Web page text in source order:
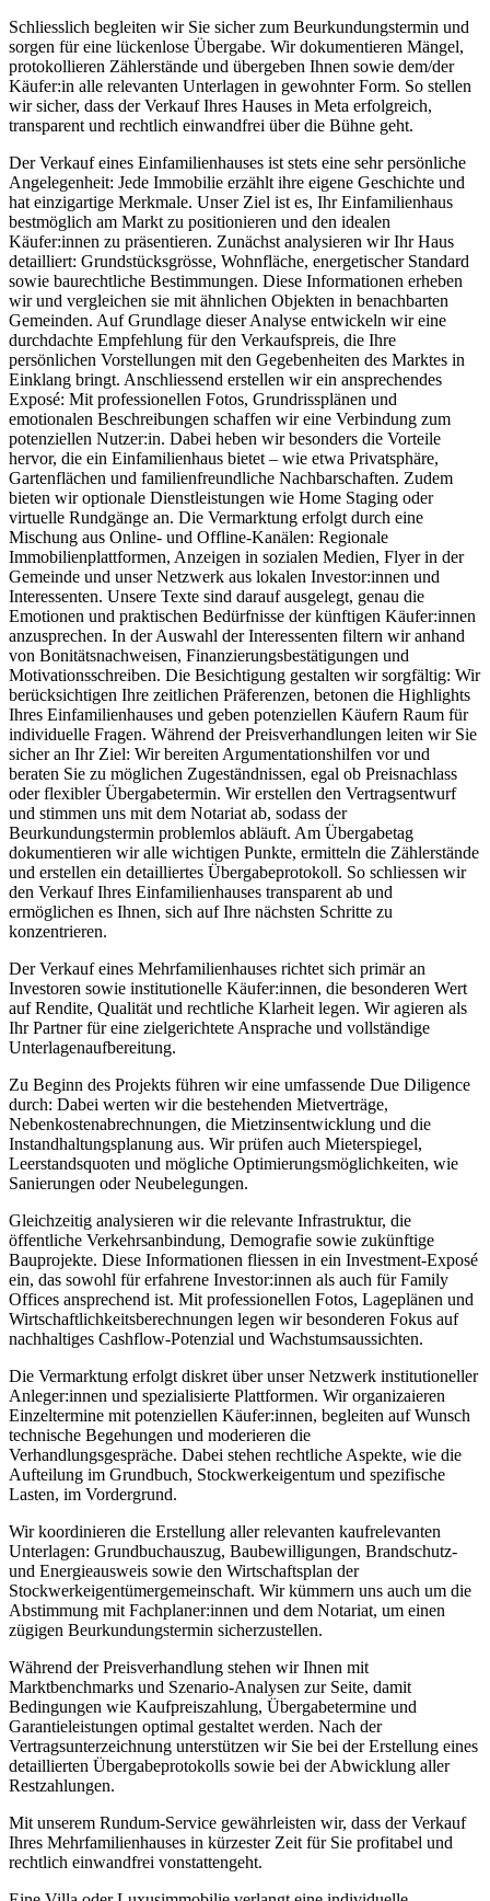
Schliesslich begleiten wir Sie sicher zum Beurkundungstermin und
sorgen für eine lückenlose Übergabe. Wir dokumentieren Mängel,
protokollieren Zählerstände und übergeben Ihnen sowie dem/der
Käufer:in alle relevanten Unterlagen in gewohnter Form. So stellen
wir sicher, dass der Verkauf Ihres Hauses in Meta erfolgreich,
transparent und rechtlich einwandfrei über die Bühne geht.
Der Verkauf eines Einfamilienhauses ist stets eine sehr persönliche
Angelegenheit: Jede Immobilie erzählt ihre eigene Geschichte und
hat einzigartige Merkmale. Unser Ziel ist es, Ihr Einfamilienhaus
bestmöglich am Markt zu positionieren und den idealen
Käufer:innen zu präsentieren. Zunächst analysieren wir Ihr Haus
detailliert: Grundstücksgrösse, Wohnfläche, energetischer Standard
sowie baurechtliche Bestimmungen. Diese Informationen erheben
wir und vergleichen sie mit ähnlichen Objekten in benachbarten
Gemeinden. Auf Grundlage dieser Analyse entwickeln wir eine
durchdachte Empfehlung für den Verkaufspreis, die Ihre
persönlichen Vorstellungen mit den Gegebenheiten des Marktes in
Einklang bringt. Anschliessend erstellen wir ein ansprechendes
Exposé: Mit professionellen Fotos, Grundrissplänen und
emotionalen Beschreibungen schaffen wir eine Verbindung zum
potenziellen Nutzer:in. Dabei heben wir besonders die Vorteile
hervor, die ein Einfamilienhaus bietet – wie etwa Privatsphäre,
Gartenflächen und familienfreundliche Nachbarschaften. Zudem
bieten wir optionale Dienstleistungen wie Home Staging oder
virtuelle Rundgänge an. Die Vermarktung erfolgt durch eine
Mischung aus Online- und Offline-Kanälen: Regionale
Immobilienplattformen, Anzeigen in sozialen Medien, Flyer in der
Gemeinde und unser Netzwerk aus lokalen Investor:innen und
Interessenten. Unsere Texte sind darauf ausgelegt, genau die
Emotionen und praktischen Bedürfnisse der künftigen Käufer:innen
anzusprechen. In der Auswahl der Interessenten filtern wir anhand
von Bonitätsnachweisen, Finanzierungsbestätigungen und
Motivationsschreiben. Die Besichtigung gestalten wir sorgfältig: Wir
berücksichtigen Ihre zeitlichen Präferenzen, betonen die Highlights
Ihres Einfamilienhauses und geben potenziellen Käufern Raum für
individuelle Fragen. Während der Preisverhandlungen leiten wir Sie
sicher an Ihr Ziel: Wir bereiten Argumentationshilfen vor und
beraten Sie zu möglichen Zugeständnissen, egal ob Preisnachlass
oder flexibler Übergabetermin. Wir erstellen den Vertragsentwurf
und stimmen uns mit dem Notariat ab, sodass der
Beurkundungstermin problemlos abläuft. Am Übergabetag
dokumentieren wir alle wichtigen Punkte, ermitteln die Zählerstände
und erstellen ein detailliertes Übergabeprotokoll. So schliessen wir
den Verkauf Ihres Einfamilienhauses transparent ab und
ermöglichen es Ihnen, sich auf Ihre nächsten Schritte zu
konzentrieren.
Der Verkauf eines Mehrfamilienhauses richtet sich primär an
Investoren sowie institutionelle Käufer:innen, die besonderen Wert
auf Rendite, Qualität und rechtliche Klarheit legen. Wir agieren als
Ihr Partner für eine zielgerichtete Ansprache und vollständige
Unterlagenaufbereitung.
Zu Beginn des Projekts führen wir eine umfassende Due Diligence
durch: Dabei werten wir die bestehenden Mietverträge,
Nebenkostenabrechnungen, die Mietzinsentwicklung und die
Instandhaltungsplanung aus. Wir prüfen auch Mieterspiegel,
Leerstandsquoten und mögliche Optimierungsmöglichkeiten, wie
Sanierungen oder Neubelegungen.
Gleichzeitig analysieren wir die relevante Infrastruktur, die
öffentliche Verkehrsanbindung, Demografie sowie zukünftige
Bauprojekte. Diese Informationen fliessen in ein Investment-Exposé
ein, das sowohl für erfahrene Investor:innen als auch für Family
Offices ansprechend ist. Mit professionellen Fotos, Lageplänen und
Wirtschaftlichkeitsberechnungen legen wir besonderen Fokus auf
nachhaltiges Cashflow-Potenzial und Wachstumsaussichten.
Die Vermarktung erfolgt diskret über unser Netzwerk institutioneller
Anleger:innen und spezialisierte Plattformen. Wir organizaieren
Einzeltermine mit potenziellen Käufer:innen, begleiten auf Wunsch
technische Begehungen und moderieren die
Verhandlungsgespräche. Dabei stehen rechtliche Aspekte, wie die
Aufteilung im Grundbuch, Stockwerkeigentum und spezifische
Lasten, im Vordergrund.
Wir koordinieren die Erstellung aller relevanten kaufrelevanten
Unterlagen: Grundbuchauszug, Baubewilligungen, Brandschutz-
und Energieausweis sowie den Wirtschaftsplan der
Stockwerkeigentümergemeinschaft. Wir kümmern uns auch um die
Abstimmung mit Fachplaner:innen und dem Notariat, um einen
zügigen Beurkundungstermin sicherzustellen.
Während der Preisverhandlung stehen wir Ihnen mit
Marktbenchmarks und Szenario-Analysen zur Seite, damit
Bedingungen wie Kaufpreiszahlung, Übergabetermine und
Garantieleistungen optimal gestaltet werden. Nach der
Vertragsunterzeichnung unterstützen wir Sie bei der Erstellung eines
detaillierten Übergabeprotokolls sowie bei der Abwicklung aller
Restzahlungen.
Mit unserem Rundum-Service gewährleisten wir, dass der Verkauf
Ihres Mehrfamilienhauses in kürzester Zeit für Sie profitabel und
rechtlich einwandfrei vonstattengeht.